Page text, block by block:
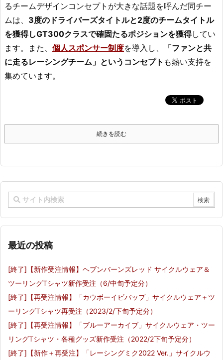
るチームデザインコンセプトが大きな話題を呼んだ同チー
ムは、 3度のドライバーズタイトルと2度のチームタイトル
を獲得しGT300クラスで確固たるポジションを獲得してい
ます。また、 個人スポンサー制度を導入し、
「ファンと共
に走るレーシングチーム」というコンセプト も熱い支持を
集めています。
続きを読む
最近の投稿
[終了]【新作受注情報】ヘブンバーンズレッド サイクルウェア＆
ツーリングTシャツ新作受注（6/中旬予定分）
[終了]【再受注情報】「カウボーイビバップ」サイクルウェア＋ツ
ーリングTシャツ再受注（2023/2/下旬予定分）
[終了]【再受注情報】「ブルーアーカイブ」サイクルウェア・ツー
リングTシャツ・各種グッズ新作受注（2022/2下旬予定分）
[終了]【新作＋再受注】「レーシングミク2022 Ver.」サイクルウ